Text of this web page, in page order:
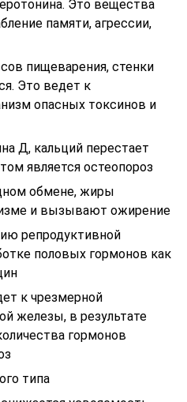
Это вещества
памяти, агрессии,
пищеварения, стенки
Это ведет к
опасных токсинов и
Д, кальций перестает
является остеопороз
обмене, жиры
и вызывают ожирение
репродуктивной
половых гормонов как
к чрезмерной
железы, в результате
гормонов
типа